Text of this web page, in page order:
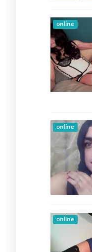
online
online
online